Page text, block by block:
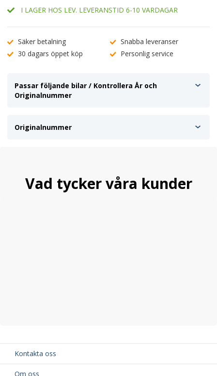
I LAGER HOS LEV. LEVERANSTID 6-10 VARDAGAR
Säker betalning
Snabba leveranser
30 dagars öppet köp
Personlig service
Passar följande bilar / Kontrollera År och
Originalnummer
Originalnummer
Vad tycker våra kunder
Kontakta oss
Om oss